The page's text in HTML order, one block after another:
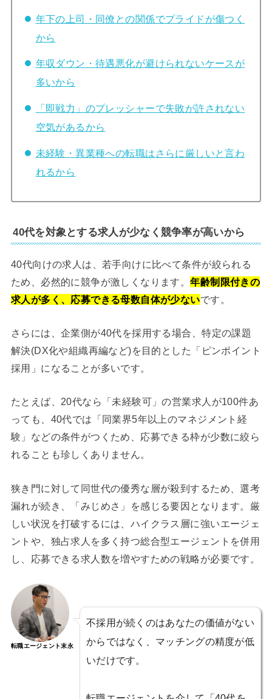
年下の上司・同僚との関係でプライドが傷つく
から
年収ダウン・待遇悪化が避けられないケースが
多いから
「即戦力」のプレッシャーで失敗が許されない
空気があるから
未経験・異業種への転職はさらに厳しいと言わ
れるから
40代を対象とする求人が少なく競争率が高いから
40代向けの求人は、若手向けに比べて条件が絞られる
ため、必然的に競争が激しくなります。年齢制限付きの
求人が多く、応募できる母数自体が少ないです。
さらには、企業側が40代を採用する場合、特定の課題
解決(DX化や組織再編など)を目的とした「ピンポイント
採用」になることが多いです。
たとえば、20代なら「未経験可」の営業求人が100件あ
っても、40代では「同業界5年以上のマネジメント経
験」などの条件がつくため、応募できる枠が少数に絞ら
れることも珍しくありません。
狭き門に対して同世代の優秀な層が殺到するため、選考
漏れが続き、「みじめさ」を感じる要因となります。厳
しい状況を打破するには、ハイクラス層に強いエージェ
ントや、独占求人を多く持つ総合型エージェントを併用
し、応募できる求人数を増やすための戦略が必要です。
転職エージェント末永
不採用が続くのはあなたの価値がない
からではなく、マッチングの精度が低
いだけです。